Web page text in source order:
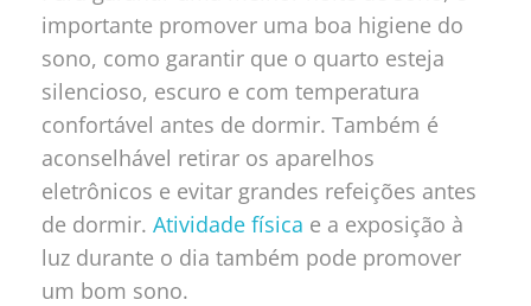
importante promover uma boa higiene do
sono, como garantir que o quarto esteja
silencioso, escuro e com temperatura
confortável antes de dormir. Também é
aconselhável retirar os aparelhos
eletrônicos e evitar grandes refeições antes
de dormir. Atividade física e a exposição à
luz durante o dia também pode promover
um bom sono.